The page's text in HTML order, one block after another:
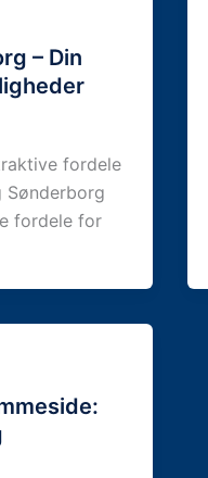
– Din
fordele
Sønderborg
fordele for